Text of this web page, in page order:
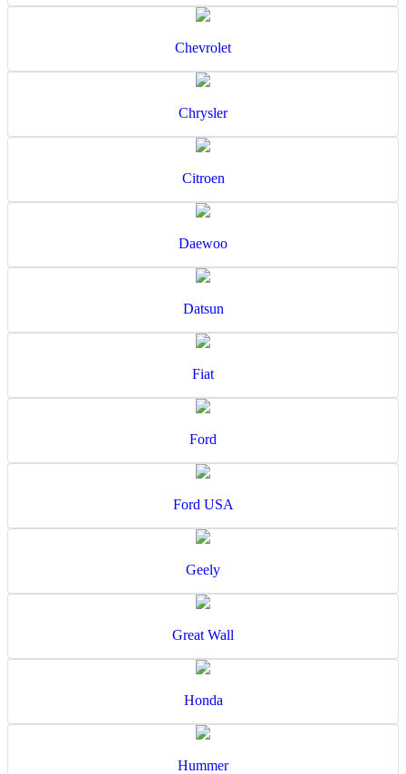
Chevrolet
Chrysler
Citroen
Daewoo
Datsun
Fiat
Ford
Ford USA
Geely
Great Wall
Honda
Hummer